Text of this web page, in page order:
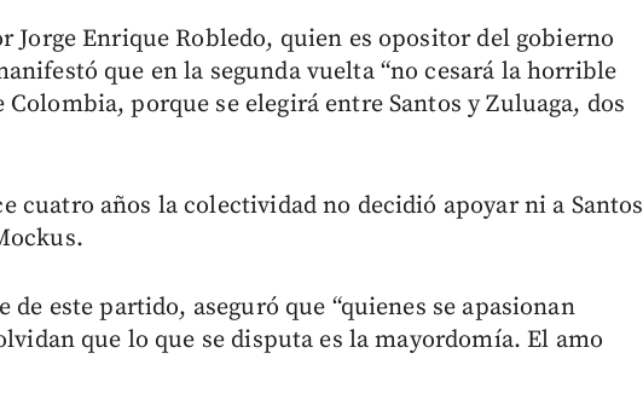
Jorge Enrique Robledo, quien es opositor del gobierno
que en la segunda vuelta “no cesará la horrible
porque se elegirá entre Santos y Zuluaga, dos
cuatro años la colectividad no decidió apoyar ni a Santos
este partido, aseguró que “quienes se apasionan
que lo que se disputa es la mayordomía. El amo